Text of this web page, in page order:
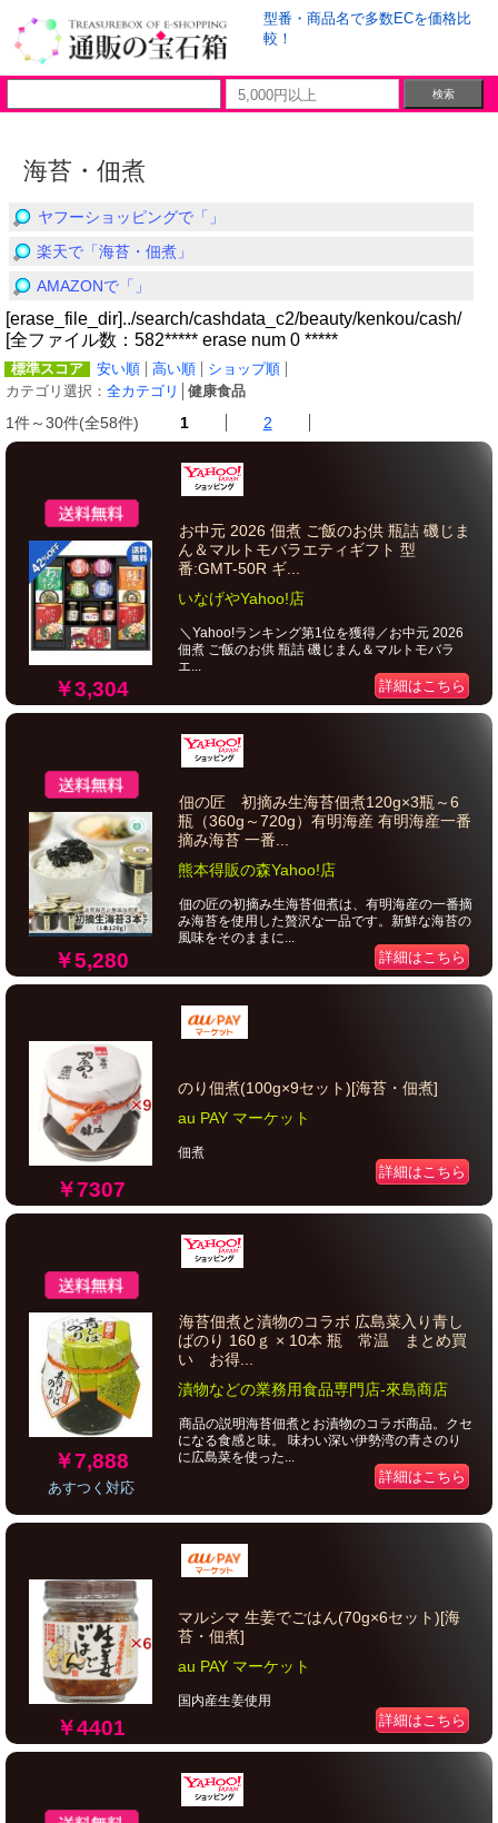
型番・商品名で多数ECを価格比
較！
海苔・佃煮
ヤフーショッピングで「」
楽天で「海苔・佃煮」
AMAZONで「」
[erase_file_dir]../search/cashdata_c2/beauty/kenkou/cash/
[全ファイル数：582***** erase num 0 *****
標準スコア 安い順 高い順
ショップ順
カテゴリ選択： 全カテゴリ 健康食品
1件～30件(全58件) 1 2
￥3,304
お中元 2026 佃煮 ご飯のお供 瓶詰 磯じま
ん＆マルトモバラエティギフト 型
番:GMT-50R ギ...
いなげやYahoo!店
＼Yahoo!ランキング第1位を獲得／お中元 2026
佃煮 ご飯のお供 瓶詰 磯じまん＆マルトモバラ
エ...
詳細はこちら
￥5,280
佃の匠 初摘み生海苔佃煮120g×3瓶～6
瓶（360g～720g）有明海産 有明海産一番
摘み海苔 一番...
熊本得販の森Yahoo!店
佃の匠の初摘み生海苔佃煮は、有明海産の一番摘
み海苔を使用した贅沢な一品です。新鮮な海苔の
風味をそのままに...
詳細はこちら
￥7307
のり佃煮(100g×9セット)[海苔・佃煮]
au PAY マーケット
佃煮
詳細はこちら
￥7,888
あすつく対応
海苔佃煮と漬物のコラボ 広島菜入り青し
ばのり 160ｇ × 10本 瓶 常温 まとめ買
い お得...
漬物などの業務用食品専門店-來島商店
商品の説明海苔佃煮とお漬物のコラボ商品。クセ
になる食感と味。 味わい深い伊勢湾の青さのり
に広島菜を使った...
詳細はこちら
￥4401
マルシマ 生姜でごはん(70g×6セット)[海
苔・佃煮]
au PAY マーケット
国内産生姜使用
詳細はこちら